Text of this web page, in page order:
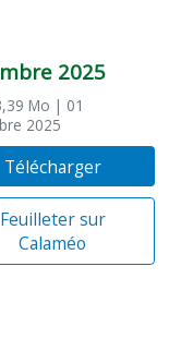
2025
Mo | 01
2025
Télécharger
Feuilleter sur
Calaméo